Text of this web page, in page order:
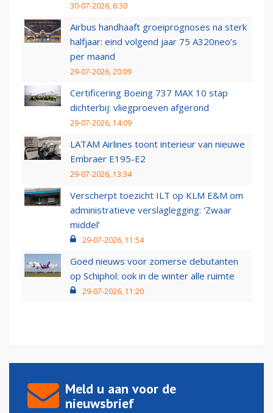
30-07-2026, 6:30
Airbus handhaaft groeiprognoses na sterk
halfjaar: eind volgend jaar 75 A320neo’s
per maand
29-07-2026, 20:09
Certificering Boeing 737 MAX 10 stap
dichterbij: vliegproeven afgerond
29-07-2026, 14:09
LATAM Airlines toont interieur van nieuwe
Embraer E195-E2
29-07-2026, 13:34
Verscherpt toezicht ILT op KLM E&M om
administratieve verslaglegging: ‘Zwaar
middel’
29-07-2026, 11:54
Goed nieuws voor zomerse debutanten
op Schiphol: ook in de winter alle ruimte
29-07-2026, 11:20
Meld u aan voor de
nieuwsbrief